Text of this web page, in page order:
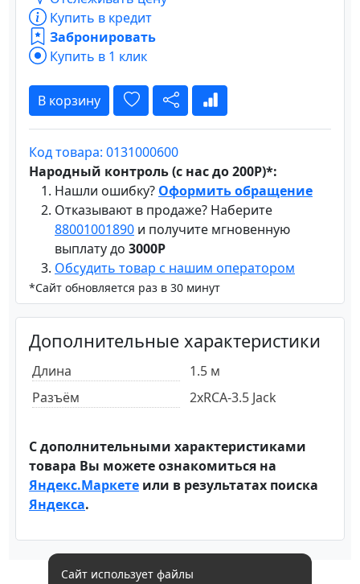
Купить в кредит
Забронировать
Купить в 1 клик
В корзину
Код товара: 0131000600
Народный контроль (с нас до 200Р)*:
Нашли ошибку? Оформить обращение
Отказывают в продаже? Наберите
88001001890 и получите мгновенную
выплату до 3000Р
Обсудить товар с нашим оператором
*Сайт обновляется раз в 30 минут
Дополнительные характеристики
Длина
1.5 м
Разъём
2xRCA-3.5 Jack
С дополнительными характеристиками
товара Вы можете ознакомиться на
Яндекс.Маркете или в результатах поиска
Яндекса.
Сайт использует файлы